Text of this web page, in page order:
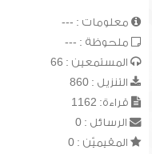
معلومات : ---
ملحوظة : ---
المستمعين : 66
التنزيل : 860
قراءة: 1162
الرسائل : 0
المقيميّن : 0